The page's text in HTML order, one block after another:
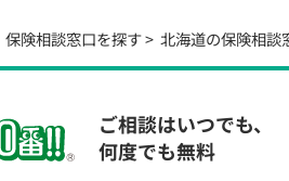
保険相談窓口を探す 北海道の保険相談
ご相談はいつでも、
何度でも無料